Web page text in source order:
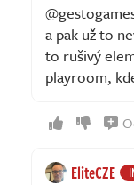
a pak už to
to rušivý
playroom,
EliteCZE